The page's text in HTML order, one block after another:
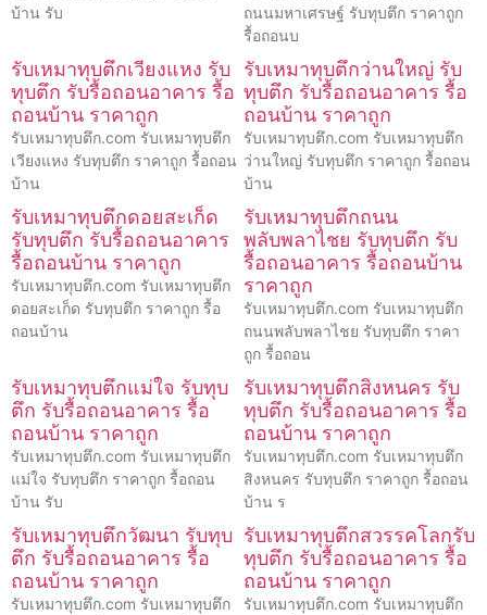
บ้าน รับ
ถนนมหาเศรษฐ์ รับทุบตึก ราคาถูก
รื้อถอนบ
รับเหมาทุบตึกเวียงแหง รับ
ทุบตึก รับรื้อถอนอาคาร รื้อ
ถอนบ้าน ราคาถูก
รับเหมาทุบตึก.com รับเหมาทุบตึก
เวียงแหง รับทุบตึก ราคาถูก รื้อถอน
บ้าน
รับเหมาทุบตึกว่านใหญ่ รับ
ทุบตึก รับรื้อถอนอาคาร รื้อ
ถอนบ้าน ราคาถูก
รับเหมาทุบตึก.com รับเหมาทุบตึก
ว่านใหญ่ รับทุบตึก ราคาถูก รื้อถอน
บ้าน
รับเหมาทุบตึกดอยสะเก็ด
รับทุบตึก รับรื้อถอนอาคาร
รื้อถอนบ้าน ราคาถูก
รับเหมาทุบตึก.com รับเหมาทุบตึก
ดอยสะเก็ด รับทุบตึก ราคาถูก รื้อ
ถอนบ้าน
รับเหมาทุบตึกถนน
พลับพลาไชย รับทุบตึก รับ
รื้อถอนอาคาร รื้อถอนบ้าน
ราคาถูก
รับเหมาทุบตึก.com รับเหมาทุบตึก
ถนนพลับพลาไชย รับทุบตึก ราคา
ถูก รื้อถอน
รับเหมาทุบตึกแม่ใจ รับทุบ
ตึก รับรื้อถอนอาคาร รื้อ
ถอนบ้าน ราคาถูก
รับเหมาทุบตึก.com รับเหมาทุบตึก
แม่ใจ รับทุบตึก ราคาถูก รื้อถอน
บ้าน รับ
รับเหมาทุบตึกสิงหนคร รับ
ทุบตึก รับรื้อถอนอาคาร รื้อ
ถอนบ้าน ราคาถูก
รับเหมาทุบตึก.com รับเหมาทุบตึก
สิงหนคร รับทุบตึก ราคาถูก รื้อถอน
บ้าน ร
รับเหมาทุบตึกวัฒนา รับทุบ
ตึก รับรื้อถอนอาคาร รื้อ
ถอนบ้าน ราคาถูก
รับเหมาทุบตึก.com รับเหมาทุบตึก
รับเหมาทุบตึกสวรรคโลกรับ
ทุบตึก รับรื้อถอนอาคาร รื้อ
ถอนบ้าน ราคาถูก
รับเหมาทุบตึก.com รับเหมาทุบตึก